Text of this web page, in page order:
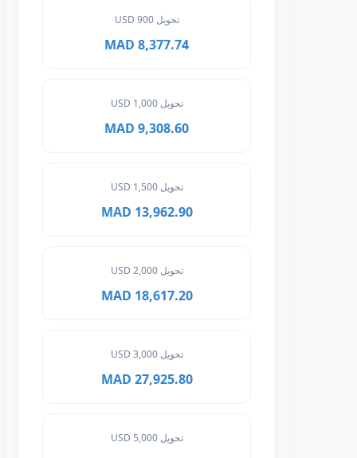
تحويل 900 USD
8,377.74 MAD
تحويل 1,000 USD
9,308.60 MAD
تحويل 1,500 USD
13,962.90 MAD
تحويل 2,000 USD
18,617.20 MAD
تحويل 3,000 USD
27,925.80 MAD
تحويل 5,000 USD